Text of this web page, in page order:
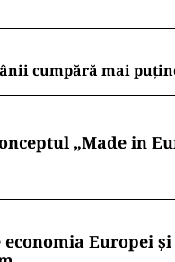
cumpără mai
„Made in
Europei